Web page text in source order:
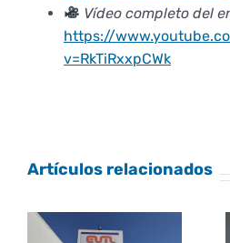
Vídeo completo del
https://
v=RkTiRxxpCWk
Artículos relacionados